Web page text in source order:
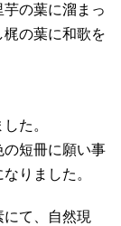
の葉に溜まっ
の葉に和歌を
た。
の短冊に願い事
りました。
て、自然現